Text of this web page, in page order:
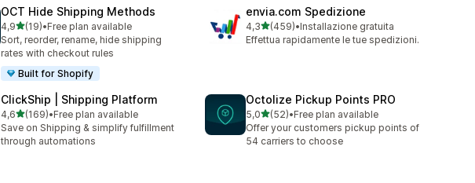
OCT Hide Shipping Methods
4,9stelle su 5
(19)
19 recensioni totali
•Free plan available
Sort, reorder, rename, hide shipping
rates with checkout rules
Built for Shopify
envia.com Spedizione
4,3stelle su 5
(459)
459 recensioni totali
•Installazione gratuita
Effettua rapidamente le tue spedizioni.
ClickShip | Shipping Platform
4,6stelle su 5
(169)
169 recensioni totali
•Free plan available
Save on Shipping & simplify fulfillment
through automations
Octolize Pickup Points PRO
5,0stelle su 5
(52)
52 recensioni totali
•Free plan available
Offer your customers pickup points of
54 carriers to choose